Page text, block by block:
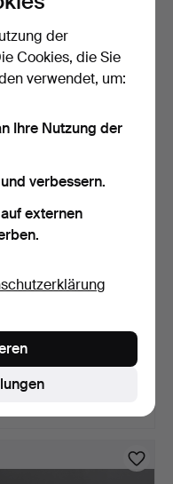
und Ecktisch.
19. …
Kiefer, Mitte
20. Jahrhunder…
der
Cookies, die Sie
verwendet, um:
Ihre Nutzung der
verbessern.
externen